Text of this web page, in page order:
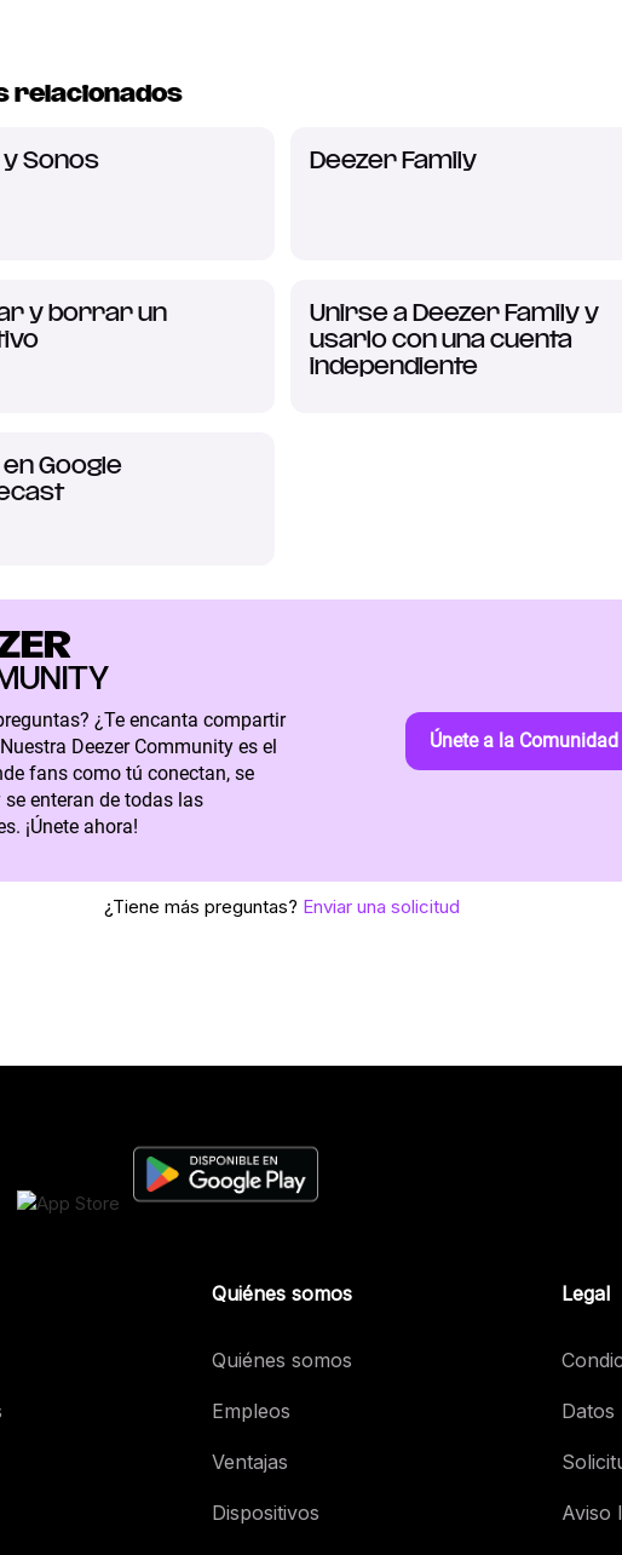
relacionados
y Sonos Deezer Family
y borrar un
Unirse a Deezer Family y
usarlo con una cuenta
independiente
Google
¿Te encanta compartir
Deezer Community es el
fans como tú conectan, se
se enteran de todas las
¡Únete ahora!
Únete a la Comunidad
¿Tiene más preguntas? Enviar una solicitud
Quiénes somos
Quiénes somos
Empleos
Ventajas
Dispositivos
Legal
Datos
Aviso